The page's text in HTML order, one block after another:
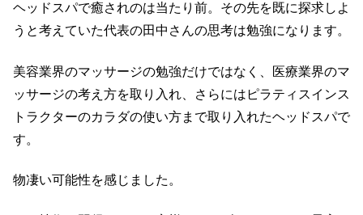
ヘッドスパで癒されのは当たり前。その先を既に探求しよ
うと考えていた代表の田中さんの思考は勉強になります。
美容業界のマッサージの勉強だけではなく、医療業界のマ
ッサージの考え方を取り入れ、さらにはピラティスインス
トラクターのカラダの使い方まで取り入れたヘッドスパで
す。
物凄い可能性を感じました。